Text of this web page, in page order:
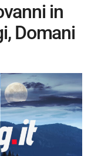
in
Domani